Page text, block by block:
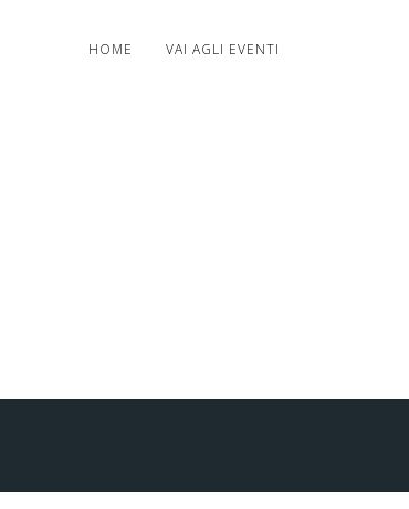
HOME VAI AGLI EVENTI